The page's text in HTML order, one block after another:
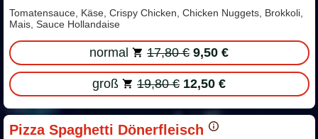
Tomatensauce, Käse, Crispy Chicken, Chicken Nuggets, Brokkoli,
Mais, Sauce Hollandaise
normal 17,80 € 9,50 €
groß 19,80 € 12,50 €
Pizza Spaghetti Dönerfleisch